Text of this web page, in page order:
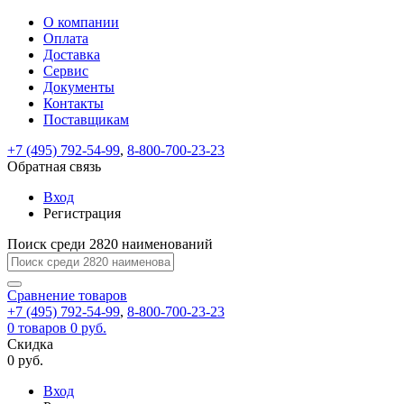
ВходРегистрация
Только
test@example.com
отправлена
по
ней
для
регистрации.
Ок
Только
Запомнить
меня
Забыли
Восстановление
пароля
Заполните
форму.
Мы
отправим
ссылку
на
указанный
электронный
адрес,
перейдя
по
которой
вы
новый
На
вашу
test@test.ru
отправлена
ссылка.
Перейдите
по
для
смены
пароля.
Введите
новый
пароль
Сменить
Пароль
успешно
Войти
Обратная
связь
Сообщение
пользовательского
соглашения
Ваше
сообщение
успешно
О компании
Оплата
Доставка
Сервис
Документы
Контакты
Поставщикам
+7 (495) 792-54-99, 8-800-700-23-23
Обратная связь
Вход
Регистрация
Поиск среди 2820 наименований
Сравнение товаров
+7 (495) 792-54-99, 8-800-700-23-23
0 товаров 0 руб.
Скидка
0 руб.
Вход